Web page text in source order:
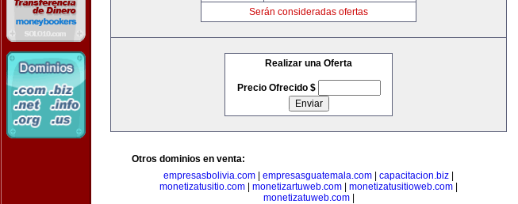
Serán consideradas ofertas
Realizar una Oferta
Precio Ofrecido $
Otros dominios en venta:
empresasbolivia.com
empresasguatemala.com capacitacion.biz
monetizatusitio.com
monetizartuweb.com monetizatusitioweb.com
monetizatuweb.com|